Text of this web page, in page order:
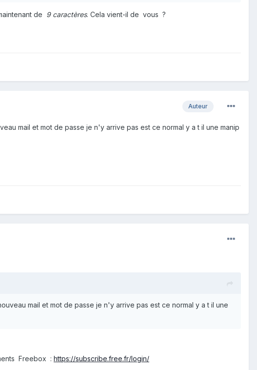
de 9 caractères. Cela vient-il de vous ?
Auteur
mail et mot de passe je n'y arrive pas est ce normal y a t il une manip
mail et mot de passe je n'y arrive pas est ce normal y a t il une
Freebox : https://subscribe.free.fr/login/